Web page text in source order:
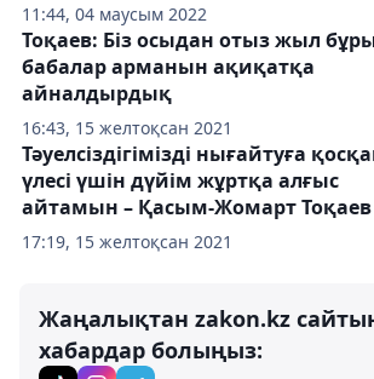
11:44, 04 маусым 2022
16:43, 15 желтоқсан 2021
Тоқаев: Біз осыдан отыз жыл
бабалар арманын ақиқатқа
айналдырдық
17:19, 15 желтоқсан 2021
Тәуелсіздігімізді нығайтуға
үлесі үшін дүйім жұртқа алғыс
айтамын – Қасым-Жомарт Тоқаев
Жаңалықтан zakon.kz
хабардар болыңыз: